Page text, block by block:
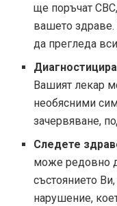
ще поръчат
вашето
да прегледа
Вашият лекар
необясними
зачервяване,
Следете
може редовно
състоянието
нарушение,